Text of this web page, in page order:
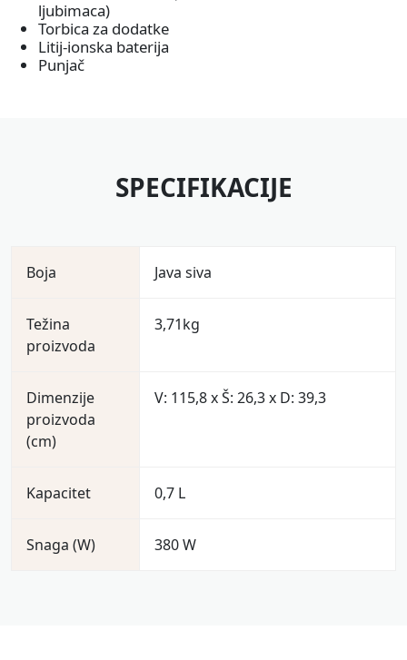
za punjenje.
ljubimaca)
Torbica za dodatke
Litij-ionska baterija
Punjač
SPECIFIKACIJE
Boja Java siva
Težina
proizvoda
3,71kg
Dimenzije
proizvoda
(cm)
V: 115,8 x Š: 26,3 x D: 39,3
Kapacitet 0,7 L
Snaga (W) 380 W